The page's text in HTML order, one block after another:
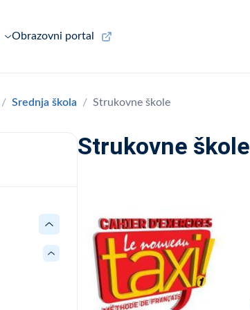
Obrazovni portal
Srednja škola Strukovne škole
Strukovne škole